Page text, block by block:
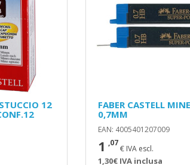
12
FABER CASTELL
0,7MM
EAN: 4005401207009
1 ,07
€ IVA escl.
1,30€ IVA inclusa